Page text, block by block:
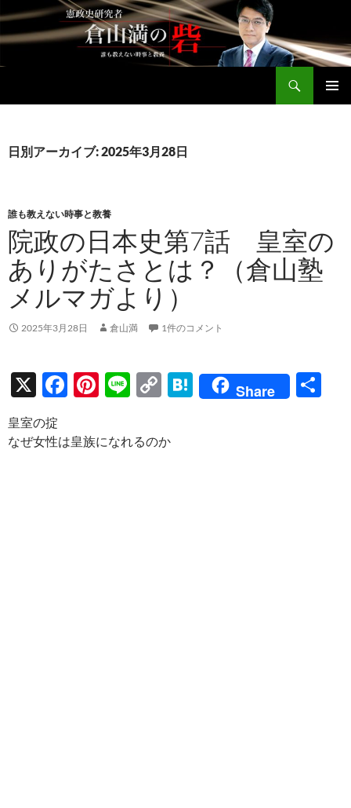
テ
ン
へ
ッ
日別アーカイブ: 2025年3月28日
誰も教えない時事と教養
院政の日本史第7話 皇室の
ありがたさとは？（倉山塾
メルマガより）
2025年3月28日 倉山満 1件のコメント
X
F
e
Pi
er
Li
e
C
p
H
Share
皇室の掟
なぜ女性は皇族になれるのか